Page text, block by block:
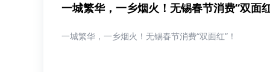
一城繁华，一乡烟火！无锡春节消费“双面
一城繁华，一乡烟火！无锡春节消费“双面红”！